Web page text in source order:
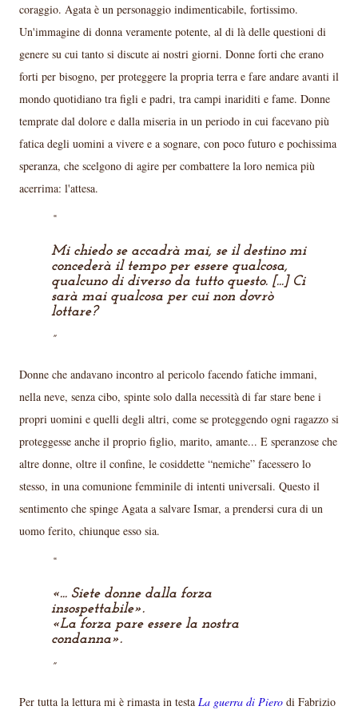
coraggio. Agata è un personaggio indimenticabile, fortissimo.
Un'immagine di donna veramente potente, al di là delle questioni di
genere su cui tanto si discute ai nostri giorni. Donne forti che erano
forti per bisogno, per proteggere la propria terra e fare andare avanti il
mondo quotidiano tra figli e padri, tra campi inariditi e fame. Donne
temprate dal dolore e dalla miseria in un periodo in cui facevano più
fatica degli uomini a vivere e a sognare, con poco futuro e pochissima
speranza, che scelgono di agire per combattere la loro nemica più
acerrima: l'attesa.
Mi chiedo se accadrà mai, se il destino mi
concederà il tempo per essere qualcosa,
qualcuno di diverso da tutto questo. [...] Ci
sarà mai qualcosa per cui non dovrò
lottare?
Donne che andavano incontro al pericolo facendo fatiche immani,
nella neve, senza cibo, spinte solo dalla necessità di far stare bene i
propri uomini e quelli degli altri, come se proteggendo ogni ragazzo si
proteggesse anche il proprio figlio, marito, amante... E speranzose che
altre donne, oltre il confine, le cosiddette “nemiche” facessero lo
stesso, in una comunione femminile di intenti universali. Questo il
sentimento che spinge Agata a salvare Ismar, a prendersi cura di un
uomo ferito, chiunque esso sia.
«... Siete donne dalla forza
insospettabile».
«La forza pare essere la nostra
condanna».
Per tutta la lettura mi è rimasta in testa La guerra di Piero di Fabrizio